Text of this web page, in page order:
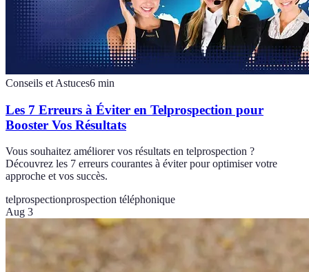
Conseils et Astuces6 min
Les 7 Erreurs à Éviter en Telprospection pour
Booster Vos Résultats
Vous souhaitez améliorer vos résultats en telprospection ?
Découvrez les 7 erreurs courantes à éviter pour optimiser votre
approche et vos succès.
telprospectionprospection téléphonique
Aug 3